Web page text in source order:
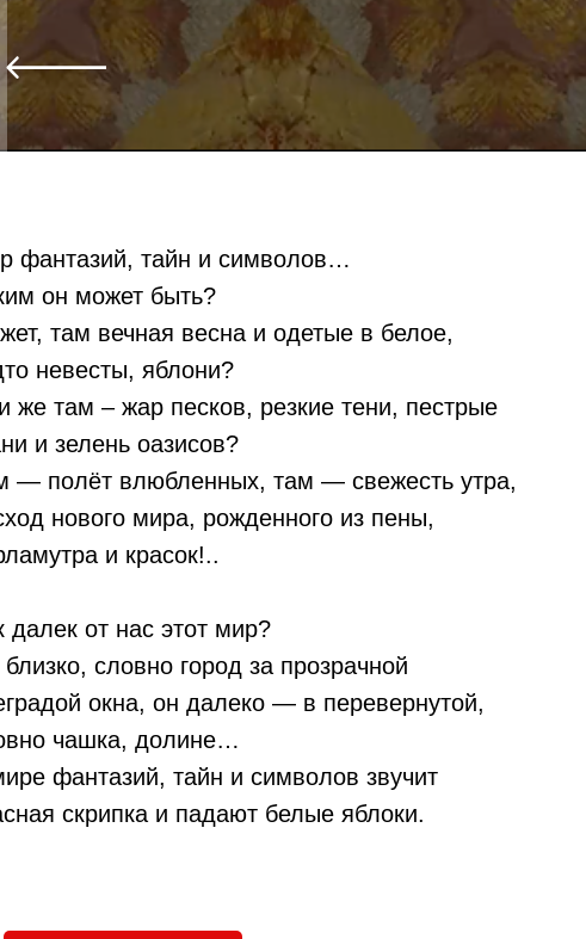
фантазий, тайн и символов…
он может быть?
там вечная весна и одетые в белое,
невесты, яблони?
же там – жар песков, резкие тени, пестрые
и зелень оазисов?
— полёт влюбленных, там — свежесть утра,
нового мира, рожденного из пены,
и красок!..
далек от нас этот мир?
словно город за прозрачной
окна, он далеко — в перевернутой,
чашка, долине…
фантазий, тайн и символов звучит
скрипка и падают белые яблоки.